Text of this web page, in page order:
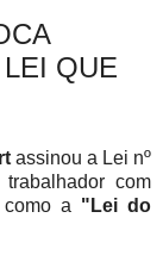
QUE
assinou a Lei nº
trabalhador com
como a "Lei do